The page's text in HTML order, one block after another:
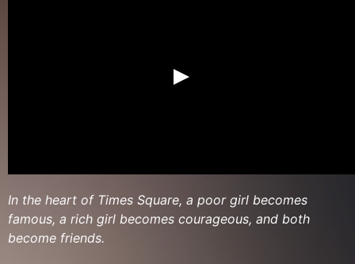
In the heart of Times Square, a poor girl becomes
famous, a rich girl becomes courageous, and both
become friends.